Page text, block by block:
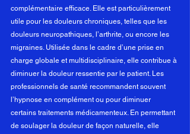
complémentaire efficace. Elle est particulièrement
utile pour les douleurs chroniques, telles que les
douleurs neuropathiques, l’arthrite, ou encore les
migraines. Utilisée dans le cadre d’une prise en
charge globale et multidisciplinaire, elle contribue à
diminuer la douleur ressentie par le patient. Les
professionnels de santé recommandent souvent
l’hypnose en complément ou pour diminuer
certains traitements médicamenteux. En permettant
de soulager la douleur de façon naturelle, elle